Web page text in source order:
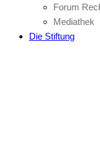
Forum
Mediathek
Die Stiftung